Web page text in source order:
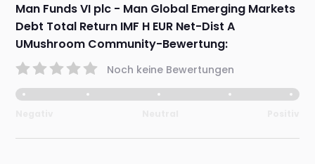
Man Funds VI plc - Man Global Emerging Markets
Debt Total Return IMF H EUR Net-Dist A
UMushroom Community-Bewertung:
Noch keine Bewertungen